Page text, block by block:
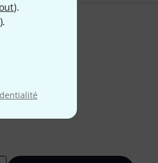
).
).